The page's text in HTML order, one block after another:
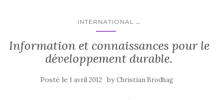
INTERNATIONAL ...
Information et connaissances pour le
développement durable.
Posté le 1 avril 2012 byChristian Brodhag